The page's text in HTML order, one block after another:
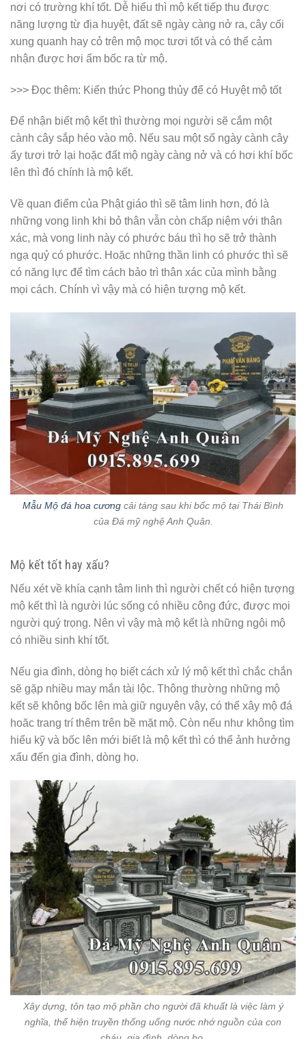
nơi có trường khí tốt. Dễ hiểu thì mộ kết tiếp thu được
năng lượng từ địa huyệt, đất sẽ ngày càng nở ra, cây cối
xung quanh hay cỏ trên mộ mọc tươi tốt và có thể cảm
nhận được hơi ẩm bốc ra từ mộ.
>>> Đọc thêm: Kiến thức Phong thủy để có Huyệt mộ tốt
Để nhận biết mộ kết thì thường mọi người sẽ cắm một
cành cây sắp héo vào mộ. Nếu sau một số ngày cành cây
ấy tươi trở lại hoặc đất mộ ngày càng nở và có hơi khí bốc
lên thì đó chính là mộ kết.
Về quan điểm của Phật giáo thì sẽ tâm linh hơn, đó là
những vong linh khi bỏ thân vẫn còn chấp niệm với thân
xác, mà vong linh này có phước báu thì họ sẽ trở thành
ngạ quỷ có phước. Hoặc những thần linh có phước thì sẽ
có năng lực để tìm cách bảo trì thân xác của mình bằng
mọi cách. Chính vì vậy mà có hiện tượng mộ kết.
Mẫu Mộ đá hoa cương cải táng sau khi bốc mộ tại Thái Bình
của Đá mỹ nghệ Anh Quân.
Mộ kết tốt hay xấu?
Nếu xét về khía cạnh tâm linh thì người chết có hiện tượng
mộ kết thì là người lúc sống có nhiều công đức, được mọi
người quý trọng. Nên vì vậy mà mộ kết là những ngôi mộ
có nhiều sinh khí tốt.
Nếu gia đình, dòng họ biết cách xử lý mộ kết thì chắc chắn
sẽ gặp nhiều may mắn tài lộc. Thông thường những mộ
kết sẽ không bốc lên mà giữ nguyên vậy, có thể xây mộ đá
hoăc trang trí thêm trên bề mặt mộ. Còn nếu như không tìm
hiểu kỹ và bốc lên mới biết là mộ kết thì có thể ảnh hưởng
xấu đến gia đình, dòng họ.
Xây dựng, tôn tạo mộ phần cho người đã khuất là việc làm ý
nghĩa, thể hiện truyền thống uống nước nhớ nguồn của con